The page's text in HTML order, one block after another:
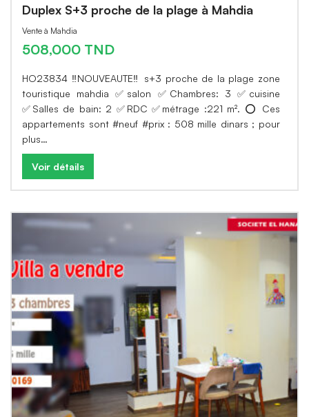
Duplex S+3 proche de la plage à Mahdia
Vente à Mahdia
508,000 TND
HO23834 ‼️NOUVEAUTE‼️ s+3 proche de la plage zone
touristique mahdia ✅salon ✅Chambres: 3 ✅cuisine
✅Salles de bain: 2 ✅RDC ✅métrage :221 m². ⭕ Ces
appartements sont #neuf #prix : 508 mille dinars ; pour
plus…
Voir détails